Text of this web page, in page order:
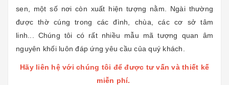
sen, một số nơi còn xuất hiện tượng nằm. Ngài thường
được thờ cúng trong các đình, chùa, các cơ sở tâm
linh... Chúng tôi có rất nhiều mẫu mã tượng quan âm
nguyên khối luôn đáp ứng yêu cầu của quý khách.
Hãy liên hệ với chúng tôi để được tư vấn và thiết kế
miễn phí.